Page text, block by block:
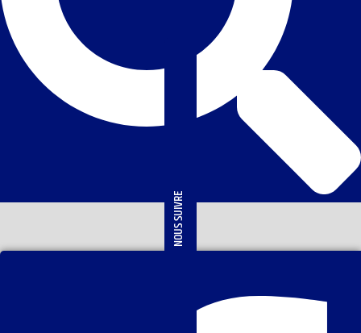
NOUS SUIVRE